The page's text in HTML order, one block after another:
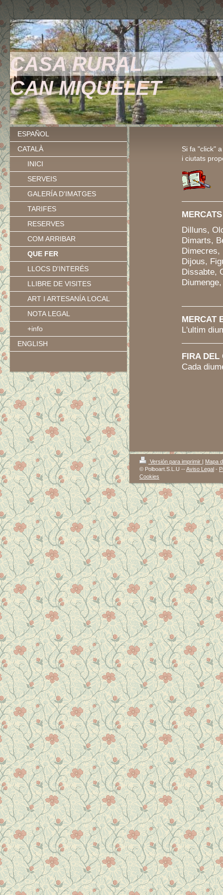
CASA RURAL
CAN MIQUELET
ESPAÑOL
CATALÀ
INICI
SERVEIS
GALERÍA D'IMATGES
TARIFES
RESERVES
COM ARRIBAR
QUE FER
LLOCS D'INTERÉS
LLIBRE DE VISITES
ART I ARTESANÍA LOCAL
NOTA LEGAL
+info
ENGLISH
Si fa "click"
i ciutats
Dilluns,
Dimarts,
Dimecres,
Dijous,
Dissabte,
MERCAT
L'ultim
FIRA DEL
Cada
Versión para imprimir | Mapa
© Polboart.S.L.U -- Aviso Legal -
Cookies